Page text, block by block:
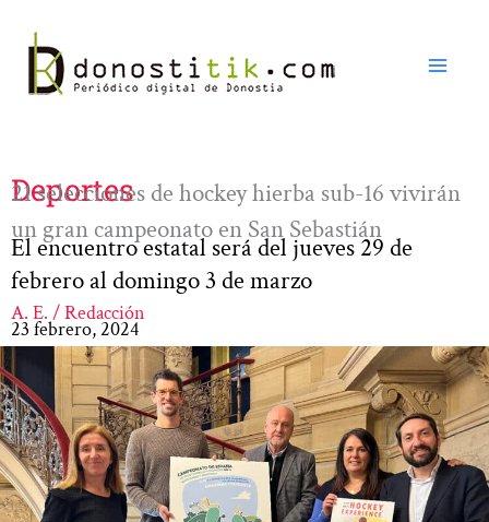
contenido
Deportes
21 selecciones de hockey hierba sub-16 vivirán
un gran campeonato en San Sebastián
El encuentro estatal será del jueves 29 de
febrero al domingo 3 de marzo
A. E. / Redacción
23 febrero, 2024